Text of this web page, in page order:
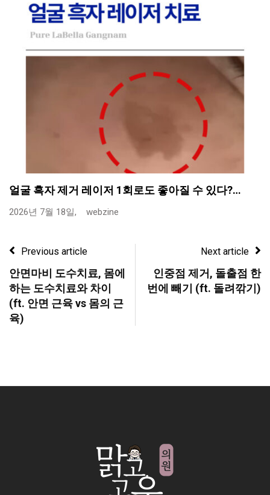
얼굴 흑자 제거 레이저 1회로도 좋아질 수 있다?…
2026년 7월 18일, webzine
Previous article
안면마비 도수치료, 몸에
하는 도수치료와 차이
(ft. 안면 근육 vs 몸의 근
육)
Next article
인중점 제거, 돌출점 한
번에 빼기 (ft. 돌려깎기)